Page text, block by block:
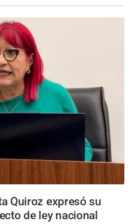
Quiroz expresó su
de ley nacional